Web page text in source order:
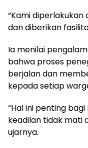
“Kami diperlakukan
dan diberikan
Ia menilai
bahwa proses
berjalan dan
kepada setiap
“Hal ini penting
keadilan tidak mati
ujarnya.